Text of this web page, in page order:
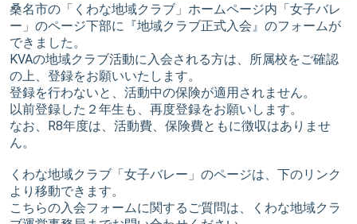
桑名市の「くわな地域クラブ」ホームページ内「女子バレ
ー」のページ下部に『地域クラブ正式入会』のフォームが
できました。
KVAの地域クラブ活動に入会される方は、所属校をご確認
の上、登録をお願いいたします。
登録を行わないと、活動中の保険が適用されません。
以前登録した２年生も、再度登録をお願いします。
なお、R8年度は、活動費、保険費ともに徴収はありませ
ん。
くわな地域クラブ「女子バレー」のページは、下のリンク
より移動できます。
こちらの入会フォームに関するご質問は、くわな地域クラ